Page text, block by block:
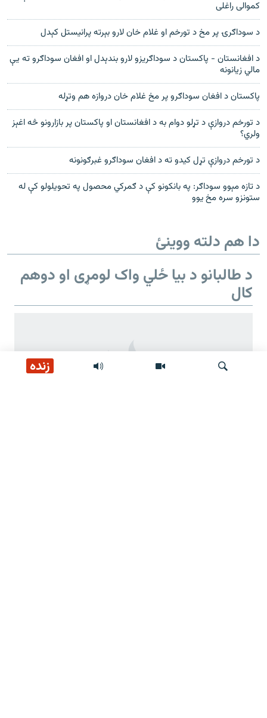
زنده
کموالی راغلی
د سوداګرۍ پر مخ د تورخم او غلام خان لارو بېرته پرانیستل کېدل
د افغانستان - پاکستان د سوداګریزو لارو بندېدل او افغان سوداګرو ته یې
مالي زیانونه
پاکستان د افغان سوداګرو پر مخ غلام خان دروازه هم وتړله
د تورخم دروازې د تړلو دوام به د افغانستان او پاکستان پر بازارونو څه اغېز
ولري؟
د تورخم دروازې تړل کیدو ته د افغان سوداګرو غبرګونونه
د تازه مېوو سوداګر: په بانکونو کې د ګمرکي محصول په تحویلولو کې له
ستونزو سره مخ یوو
دا هم دلته ووینئ
د طالبانو د بیا ځلي واک لومړی او دوهم
کال